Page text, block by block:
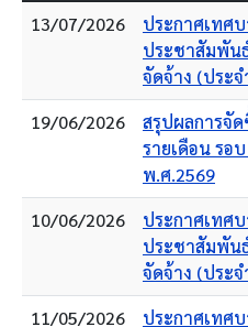
13/07/2026
ประกาศเทศ
ประชาสัมพัน
จัดจ้าง (ประ
19/06/2026
สรุปผลการจั
รายเดือน รอ
พ.ศ.2569
10/06/2026
ประกาศเทศ
ประชาสัมพัน
จัดจ้าง (ประ
11/05/2026
ประกาศเทศ